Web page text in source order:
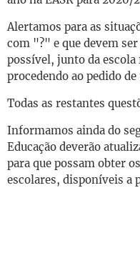
Alertamos para as
com "?" e que devem
possível, junto da
procedendo ao pedido
Todas as restantes
Informamos ainda do
Educação deverão
para que possam obter
escolares, disponíveis a